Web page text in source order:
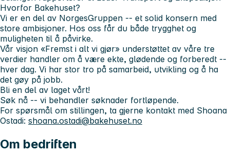
Hvorfor Bakehuset?
Vi er en del av NorgesGruppen -- et solid konsern med
store ambisjoner. Hos oss får du både trygghet og
muligheten til å påvirke.
Vår visjon «Fremst i alt vi gjør» understøttet av våre tre
verdier handler om å være ekte, glødende og forberedt --
hver dag. Vi har stor tro på samarbeid, utvikling og å ha
det gøy på jobb.
Bli en del av laget vårt!
Søk nå -- vi behandler søknader fortløpende.
For spørsmål om stillingen, ta gjerne kontakt med Shoana
Ostadi: shoana.ostadi@bakehuset.no
Om bedriften